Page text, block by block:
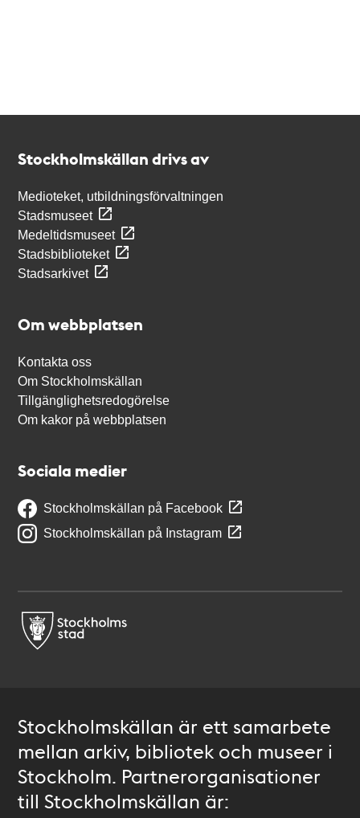
Stockholmskällan drivs av
Medioteket, utbildningsförvaltningen
Stadsmuseet
Medeltidsmuseet
Stadsbiblioteket
Stadsarkivet
Om webbplatsen
Kontakta oss
Om Stockholmskällan
Tillgänglighetsredogörelse
Om kakor på webbplatsen
Sociala medier
Stockholmskällan på Facebook
Stockholmskällan på Instagram
Stockholmskällan är ett samarbete
mellan arkiv, bibliotek och museer i
Stockholm. Partnerorganisationer
till Stockholmskällan är: